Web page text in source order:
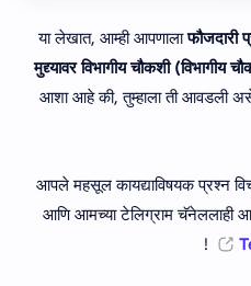
या लेखात, आम्ही आपणालाफौजदारी
मुद्द्यावर विभागीय चौकशी (विभागीय
आशा आहे की, तुम्हाला ती आवडली
आपले महसूल कायद्याविषयक प्रश्न
आणि आमच्या टेलिग्राम चॅनेललाही